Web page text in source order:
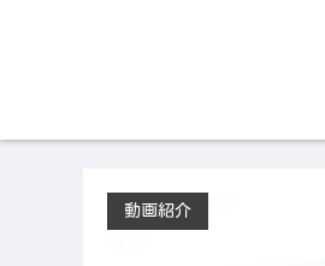
動画紹介